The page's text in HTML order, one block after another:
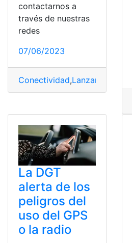
contactarnos a
través de nuestras
redes
07/06/2023
Conectividad,Lanzamiento
La DGT
alerta de los
peligros del
uso del GPS
o la radio